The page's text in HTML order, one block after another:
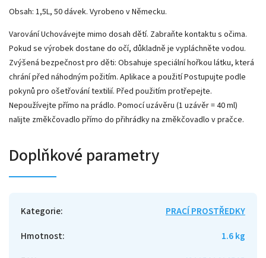
Obsah: 1,5L, 50 dávek. Vyrobeno v Německu.
Varování Uchovávejte mimo dosah dětí. Zabraňte kontaktu s očima.
Pokud se výrobek dostane do očí, důkladně je vypláchněte vodou.
Zvýšená bezpečnost pro děti: Obsahuje speciální hořkou látku, která
chrání před náhodným požitím. Aplikace a použití Postupujte podle
pokynů pro ošetřování textilií. Před použitím protřepejte.
Nepoužívejte přímo na prádlo. Pomocí uzávěru (1 uzávěr = 40 ml)
nalijte změkčovadlo přímo do přihrádky na změkčovadlo v pračce.
Doplňkové parametry
Kategorie:
PRACÍ PROSTŘEDKY
Hmotnost:
1.6 kg